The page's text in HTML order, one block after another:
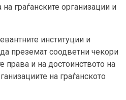
граѓанските организации и
институции и
преземат соодветни чекори
права и на достоинството на
на граѓанското